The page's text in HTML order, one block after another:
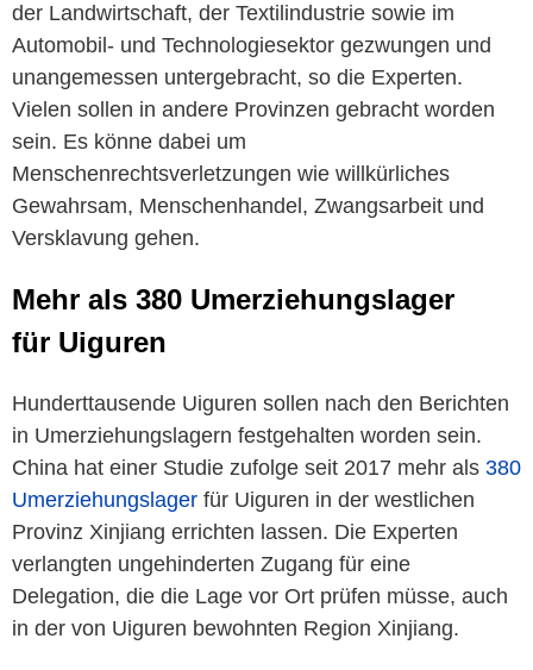
der Landwirtschaft, der Textilindustrie sowie im
Automobil- und Technologiesektor gezwungen und
unangemessen untergebracht, so die Experten.
Vielen sollen in andere Provinzen gebracht worden
sein. Es könne dabei um
Menschenrechtsverletzungen wie willkürliches
Gewahrsam, Menschenhandel, Zwangsarbeit und
Versklavung gehen.
Mehr als 380 Umerziehungslager
für Uiguren
Hunderttausende Uiguren sollen nach den Berichten
in Umerziehungslagern festgehalten worden sein.
China hat einer Studie zufolge seit 2017 mehr als 380
Umerziehungslager für Uiguren in der westlichen
Provinz Xinjiang errichten lassen. Die Experten
verlangten ungehinderten Zugang für eine
Delegation, die die Lage vor Ort prüfen müsse, auch
in der von Uiguren bewohnten Region Xinjiang.